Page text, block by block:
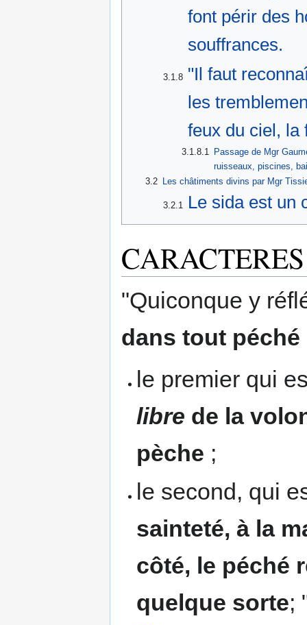
font périr des
souffrances.
3.1.8 "Il faut
les
feux du ciel, la
3.1.8.1
Passage de Mgr
ruisseaux, piscines,
3.2
Les châtiments divins par Mgr
3.2.1 Le sida est un
"Quiconque y
dans tout péché
le premier qui
libre de la
pèche ;
le second, qui
sainteté, à la
côté, le péché
quelque sorte;